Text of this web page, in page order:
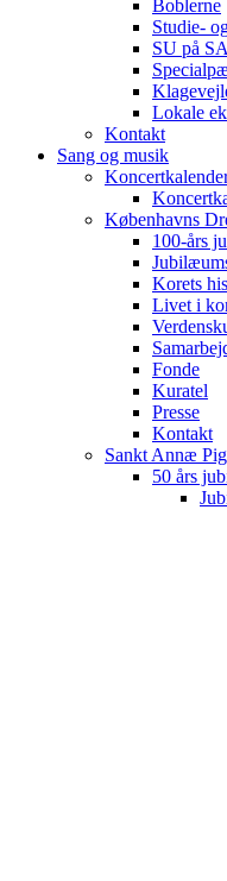
Boblerne
Studie-
SU på
Lokale
Kontakt
Sang og musik
Københavns
100-års
Korets
Livet i
Fonde
Kuratel
Presse
Kontakt
Sankt Annæ
50 års